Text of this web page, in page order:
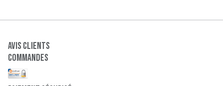
Avis clients
Commandes